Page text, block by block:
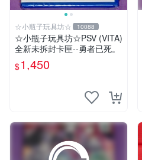
☆小瓶子玩具坊☆ 10088
☆小瓶子玩具坊☆PSV (VITA)
全新未拆封卡匣--勇者已死。
$1,450